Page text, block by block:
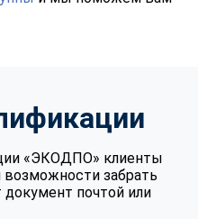
«ЭКОДПО» клиенты
возможности забрать
документ почтой или